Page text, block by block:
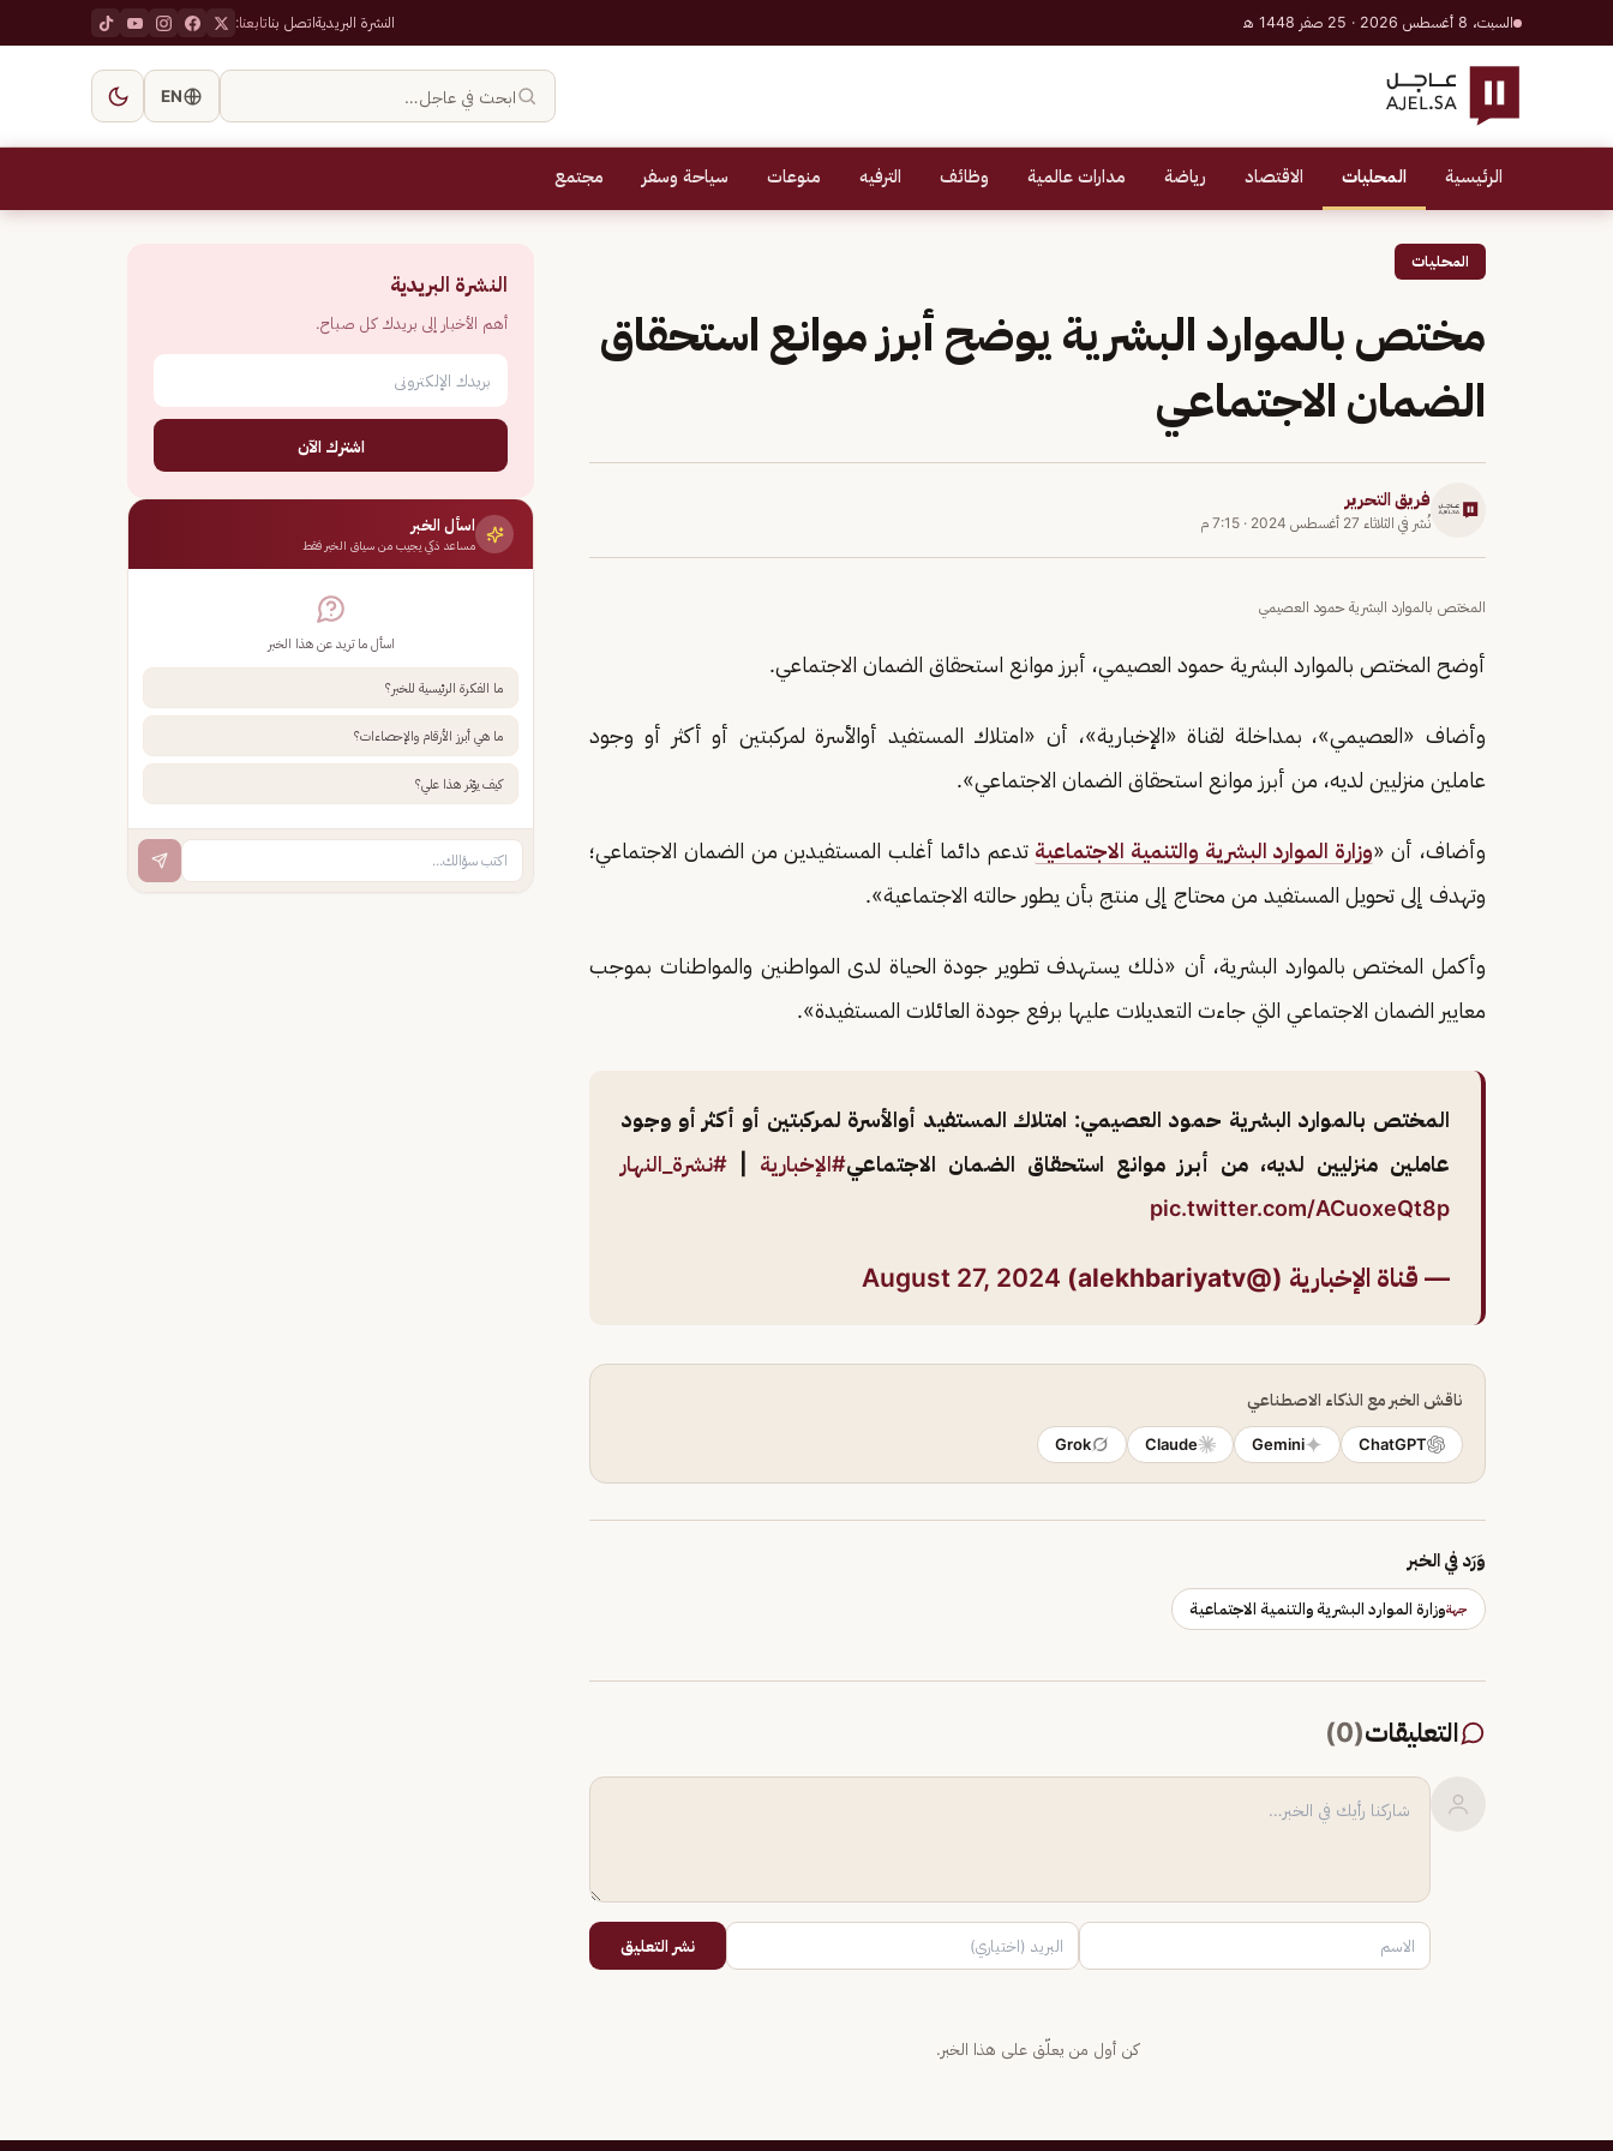
السبت، 8 أغسطس 2026 · 25 صفر 1448 هـ النشرة البريديةاتصل بناتابعنا:
ابحث في عاجل… EN
الرئيسية المحليات الاقتصاد رياضة مدارات عالمية وظائف الترفيه منوعات سياحة وسفر مجتمع
المحليات
مختص بالموارد البشرية يوضح أبرز موانع استحقاق
الضمان الاجتماعي
فريق التحرير
نُشر في الثلاثاء 27 أغسطس 2024 · 7:15 م
المختص بالموارد البشرية حمود العصيمي
أوضح المختص بالموارد البشرية حمود العصيمي، أبرز موانع استحقاق الضمان الاجتماعي.
وأضاف «العصيمي»، بمداخلة لقناة «الإخبارية»، أن «امتلاك المستفيد أوالأسرة لمركبتين أو أكثر أو وجود
عاملين منزليين لديه، من أبرز موانع استحقاق الضمان الاجتماعي».
وأضاف، أن «وزارة الموارد البشرية والتنمية الاجتماعية تدعم دائما أغلب المستفيدين من الضمان الاجتماعي؛
وتهدف إلى تحويل المستفيد من محتاج إلى منتج بأن يطور حالته الاجتماعية».
وأكمل المختص بالموارد البشرية، أن «ذلك يستهدف تطوير جودة الحياة لدى المواطنين والمواطنات بموجب
معايير الضمان الاجتماعي التي جاءت التعديلات عليها برفع جودة العائلات المستفيدة».
المختص بالموارد البشرية حمود العصيمي: امتلاك المستفيد أوالأسرة لمركبتين أو أكثر أو وجود
عاملين منزليين لديه، من أبرز موانع استحقاق الضمان الاجتماعي#الإخبارية
#نشرة_النهار
pic.twitter.com/ACuoxeQt8p
— قناة الإخبارية (@alekhbariyatv) August 27, 2024
ناقش الخبر مع الذكاء الاصطناعي
ChatGPT
Gemini
Claude
Grok
وَرَد في الخبر
جهةوزارة الموارد البشرية والتنمية الاجتماعية
التعليقات(
0
)
نشر التعليق
كن أول من يعلّق على هذا الخبر.
النشرة البريدية
أهم الأخبار إلى بريدك كل صباح.
اشترك الآن
اسأل الخبر
مساعد ذكي يجيب من سياق الخبر فقط
اسأل ما تريد عن هذا الخبر
ما الفكرة الرئيسية للخبر؟
ما هي أبرز الأرقام والإحصاءات؟
كيف يؤثر هذا علي؟